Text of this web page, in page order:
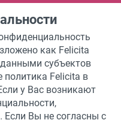
как Felicita
субъектов
политика Felicita в
у Вас возникают
Если Вы не согласны с